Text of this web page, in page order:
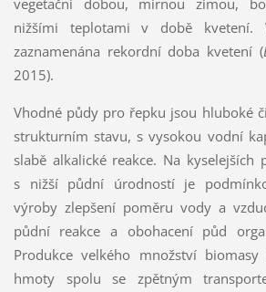
vegetační dobou, mírnou zimou,
nižšími teplotami v době
zaznamenána rekordní doba kvetení (
2015).
Vhodné půdy pro řepku jsou hluboké
strukturním stavu, s vysokou vodní
slabě alkalické reakce. Na kyselejších
s nižší půdní úrodností je
výroby zlepšení poměru vody a
půdní reakce a obohacení půd
Produkce velkého množství
hmoty spolu se zpětným